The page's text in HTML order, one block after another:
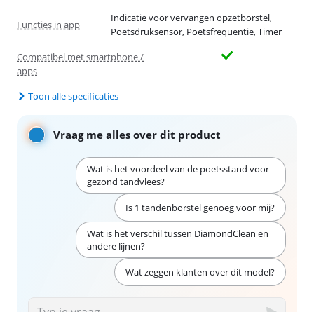
Functies in app
Indicatie voor vervangen opzetborstel,
Poetsdruksensor, Poetsfrequentie, Timer
Compatibel met smartphone /
apps
Toon alle specificaties
Vraag me alles over dit product
Wat is het voordeel van de poetsstand voor
gezond tandvlees?
Is 1 tandenborstel genoeg voor mij?
Wat is het verschil tussen DiamondClean en
andere lijnen?
Wat zeggen klanten over dit model?